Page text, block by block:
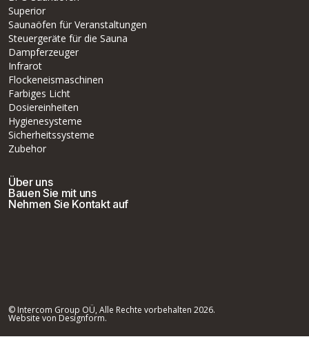
Superior
Saunaöfen für Veranstaltungen
Steuergeräte für die Sauna
Dampferzeuger
Infrarot
Flockeneismaschinen
Farbiges Licht
Dosiereinheiten
Hygienesysteme
Sicherheitssysteme
Zubehor
Über uns
Bauen Sie mit uns
Nehmen Sie Kontakt auf
© Intercom Group OÜ, Alle Rechte vorbehalten 2026.
Website von Designform.